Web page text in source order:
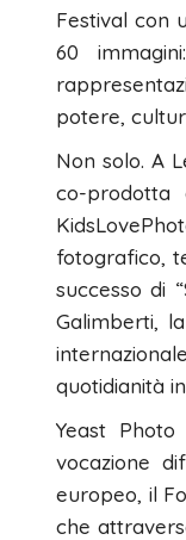
Festival con
60
potere,
Non solo. A
co-
fotografico,
successo di
Galimberti,
quotidianità
Yeast
vocazione
europeo, il
che